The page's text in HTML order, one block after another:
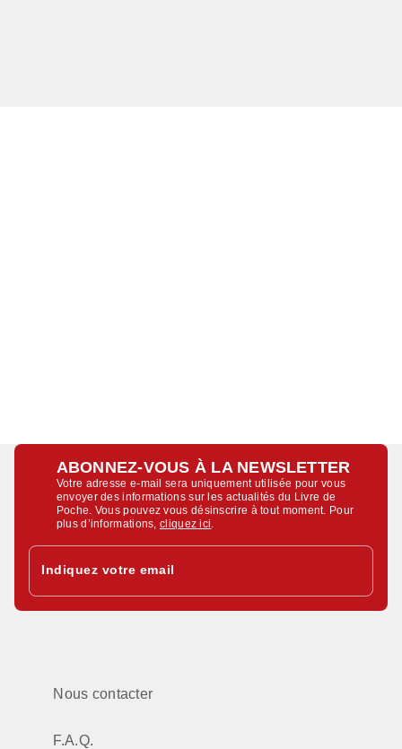
ABONNEZ-VOUS À LA NEWSLETTER
Votre adresse e-mail sera uniquement utilisée pour vous
envoyer des informations sur les actualités du Livre de
Poche. Vous pouvez vous désinscrire à tout moment. Pour
plus d’informations,cliquez ici
Indiquez votre email
Nous contacter
F.A.Q.